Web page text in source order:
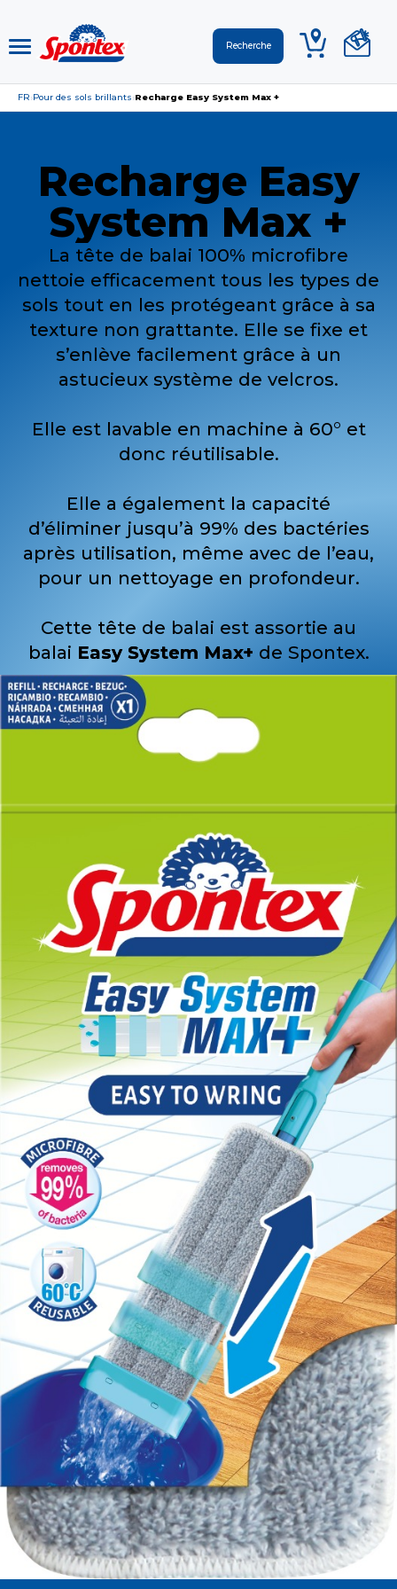
FR›Pour des sols brillants›Recharge Easy System Max +
Recharge Easy
System Max +
La tête de balai 100% microfibre
nettoie efficacement tous les types de
sols tout en les protégeant grâce à sa
texture non grattante. Elle se fixe et
s’enlève facilement grâce à un
astucieux système de velcros.
Elle est lavable en machine à 60° et
donc réutilisable.
Elle a également la capacité
d’éliminer jusqu’à 99% des bactéries
après utilisation, même avec de l’eau,
pour un nettoyage en profondeur.
Cette tête de balai est assortie au
balai Easy System Max+ de Spontex.